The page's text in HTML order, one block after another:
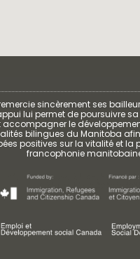
remercie sincèrement ses
lui permet de poursuivre
accompagner le
bilingues du Manitoba
positives sur la vitalité et la
francophonie